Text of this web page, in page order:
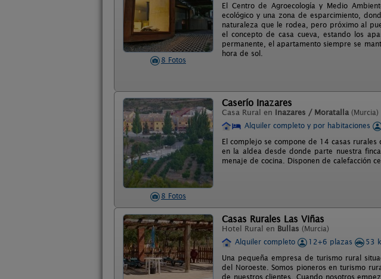
8 Fotos
El Centro de Agroecología y Medio
ecológico y una zona de esparcimiento,
naturaleza que le rodea, pero próximo al
el concepto de casa cueva, estando los
permanente, el apartamento siempre se
hora de sol.
8 Fotos
Caserío Inazares
Casa Rural en Inazares / Moratalla (Murcia)
Alquiler completo y por habitaciones
El complejo se compone de 14 casas
en la aldea desde donde parte nuestra
menaje de cocina. Disponen de calefacción
Casas Rurales Las Viñas
Hotel Rural en Bullas (Murcia)
Alquiler completo
12+6 plazas
53
Una pequeña empresa de turismo rural
del Noroeste. Somos pioneros en turismo
de nuestros clientes. Cuando nosotros